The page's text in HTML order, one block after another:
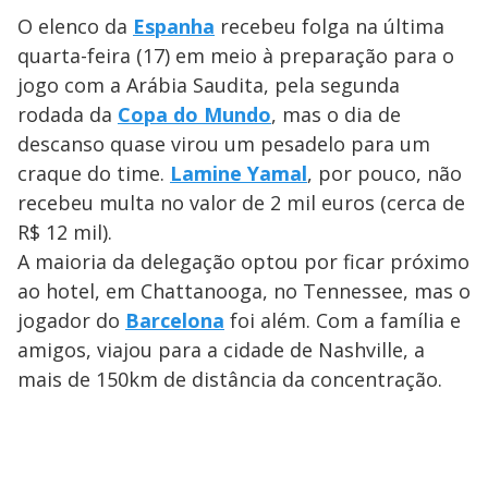
O elenco da Espanha recebeu folga na última
quarta-feira (17) em meio à preparação para o
jogo com a Arábia Saudita, pela segunda
rodada da Copa do Mundo, mas o dia de
descanso quase virou um pesadelo para um
craque do time. Lamine Yamal, por pouco, não
recebeu multa no valor de 2 mil euros (cerca de
R$ 12 mil).
A maioria da delegação optou por ficar próximo
ao hotel, em Chattanooga, no Tennessee, mas o
jogador do Barcelona foi além. Com a família e
amigos, viajou para a cidade de Nashville, a
mais de 150km de distância da concentração.